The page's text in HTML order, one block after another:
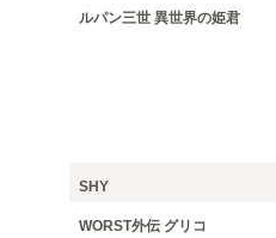
ルパン三世 異世界の姫君
SHY
WORST外伝 グリコ